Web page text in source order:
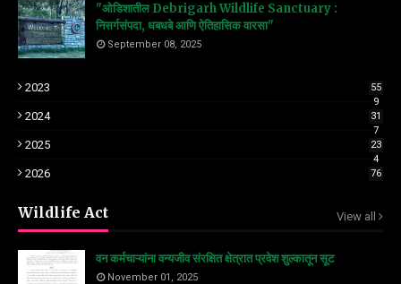
"ओडिशातील Debrigarh Wildlife Sanctuary :
निसर्गसंपदा, धबधबे आणि ऐतिहासिक वारसा"
September 08, 2025
2023
55
9
2024
31
7
2025
23
4
2026 76
Wildlife Act View all
वन कर्मचाऱ्यांना वन्यजीव संरक्षित क्षेत्रात प्रवेश शुल्कातून सूट
November 01, 2025